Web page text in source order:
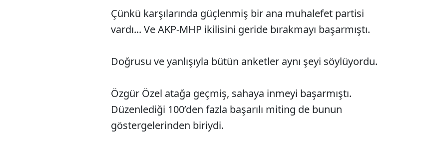
Çünkü karşılarında güçlenmiş bir ana muhalefet partisi
vardı... Ve AKP-MHP ikilisini geride bırakmayı başarmıştı.
Doğrusu ve yanlışıyla bütün anketler aynı şeyi söylüyordu.
Özgür Özel atağa geçmiş, sahaya inmeyi başarmıştı.
Düzenlediği 100’den fazla başarılı miting de bunun
göstergelerinden biriydi.